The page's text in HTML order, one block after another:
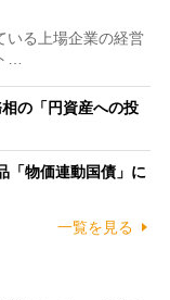
る上場企業の経営
…
の「円資産への投
「物価連動国債」に
一覧を見る